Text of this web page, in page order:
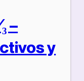
–
y